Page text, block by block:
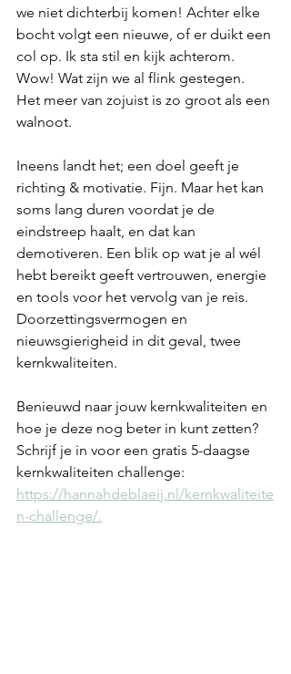
we niet dichterbij komen! Achter elke
bocht volgt een nieuwe, of er duikt een
col op. Ik sta stil en kijk achterom.
Wow! Wat zijn we al flink gestegen.
Het meer van zojuist is zo groot als een
walnoot.
Ineens landt het; een doel geeft je
richting & motivatie. Fijn. Maar het kan
soms lang duren voordat je de
eindstreep haalt, en dat kan
demotiveren. Een blik op wat je al wél
hebt bereikt geeft vertrouwen, energie
en tools voor het vervolg van je reis.
Doorzettingsvermogen en
nieuwsgierigheid in dit geval, twee
kernkwaliteiten.
Benieuwd naar jouw kernkwaliteiten en
hoe je deze nog beter in kunt zetten?
Schrijf je in voor een gratis 5-daagse
kernkwaliteiten challenge:
https://hannahdeblaeij.nl/kernkwaliteite
n-challenge/.